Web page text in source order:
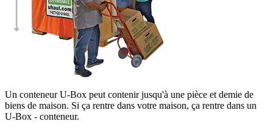
Un conteneur U-Box peut contenir jusqu'à une pièce et demie de
biens de maison. Si ça rentre dans votre maison, ça rentre dans un
U-Box - conteneur.